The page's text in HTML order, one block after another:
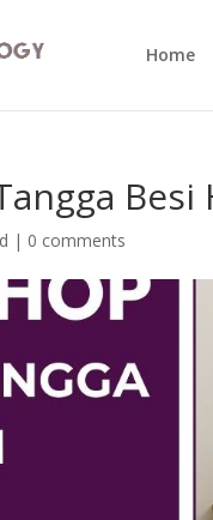
Home
Besi
| 0 comments